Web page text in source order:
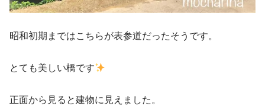
昭和初期まではこちらが表参道だったそうです。
とても美しい橋です
正面から見ると建物に見えました。